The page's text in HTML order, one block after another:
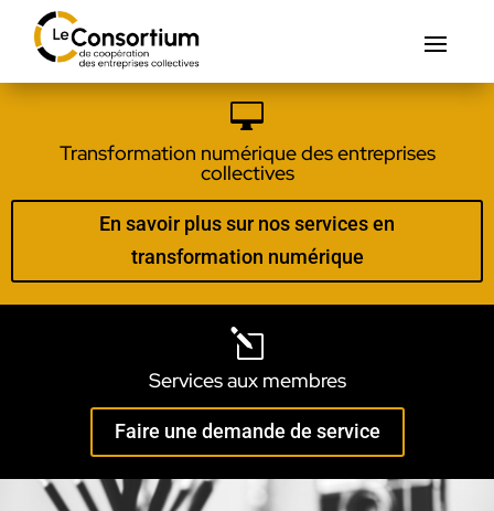

Transformation numérique des entreprises
collectives
En savoir plus sur nos services en
transformation numérique
l
Services aux membres
Faire une demande de service